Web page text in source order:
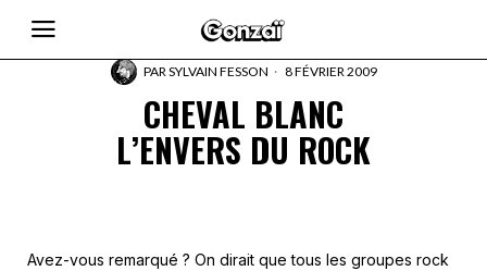
PARSYLVAIN FESSON 8 FÉVRIER 2009
CHEVAL BLANC
L’ENVERS DU ROCK
Avez-vous remarqué ? On dirait que tous les groupes rock